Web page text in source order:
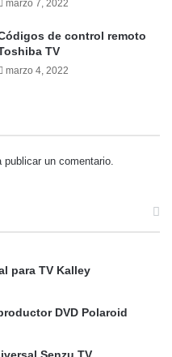
marzo 7, 2022
de control remoto
TV
marzo 4, 2022
publicar un comentario.
para TV Kalley
DVD Polaroid